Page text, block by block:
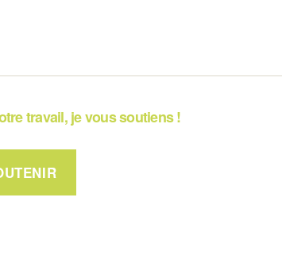
travail, je vous soutiens !